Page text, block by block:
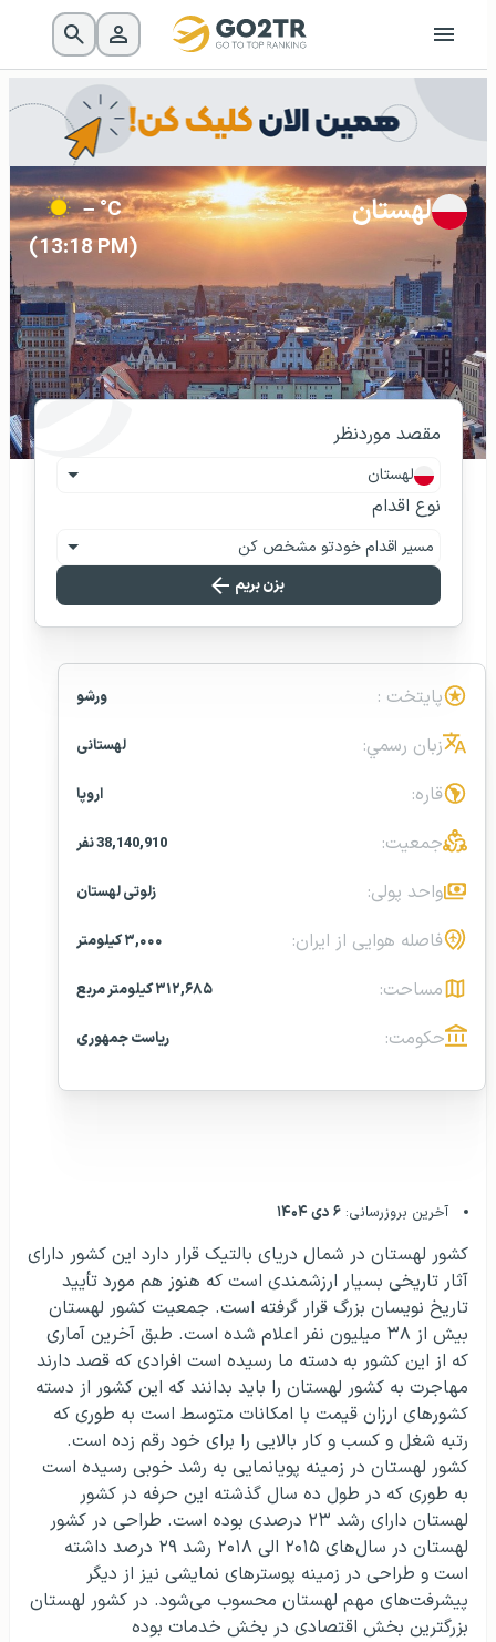
لهستان
– °C
(13:18 PM)
مقصد موردنظر
لهستان
نوع اقدام
مسیر اقدام خودتو مشخص کن
بزن بریم
پایتخت : ورشو
زبان رسمي: لهستانی
قاره: اروپا
جمعیت: 38,140,910 نفر
واحد پولی: زلوتی لهستان
فاصله هوایی از ایران: ۳,۰۰۰ کیلومتر
مساحت: ۳۱۲,۶۸۵ کیلومتر مربع
حکومت: ریاست جمهوری
آخرین بروزرسانی: ۶ دی ۱۴۰۴
کشور لهستان در شمال دریای بالتیک قرار دارد این کشور دارای
آثار تاریخی بسیار ارزشمندی است که هنوز هم مورد تأیید
تاریخ نویسان بزرگ قرار گرفته است. جمعیت کشور لهستان
بیش از ۳۸ میلیون نفر اعلام شده است. طبق آخرین آماری
که از این کشور به دسته ما رسیده است افرادی که قصد دارند
مهاجرت به کشور لهستان را باید بدانند که این کشور از دسته
کشورهای ارزان قیمت با امکانات متوسط است به طوری که
رتبه شغل و کسب و کار بالایی را برای خود رقم زده است.
کشور لهستان در زمینه پویانمایی به رشد خوبی رسیده است
به طوری که در طول ده سال گذشته این حرفه در کشور
لهستان دارای رشد ۲۳ درصدی بوده است. طراحی در کشور
لهستان در سال‌های ۲۰۱۵ الی ۲۰۱۸ رشد ۲۹ درصد داشته
است و طراحی در زمینه پوسترهای نمایشی نیز از دیگر
پیشرفت‌های مهم لهستان محسوب می‌شود. در کشور لهستان
بزرگترین بخش اقتصادی در بخش خدمات بوده